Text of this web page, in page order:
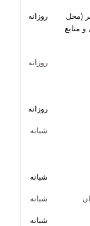
(محل
منابع
روزانه
روزانه
روزانه
شبانه
شبانه
شبانه
شبانه